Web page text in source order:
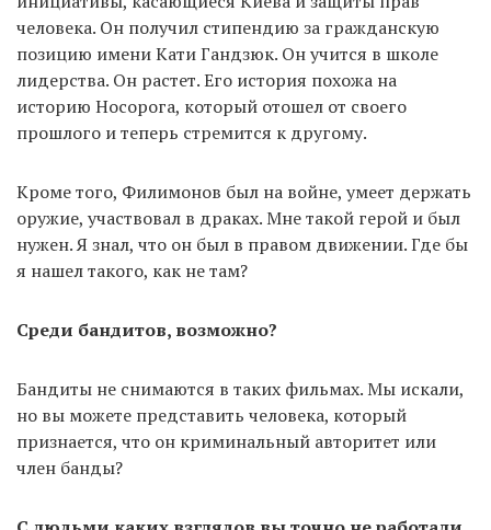
человека. Он получил стипендию за гражданскую
позицию имени Кати Гандзюк. Он учится в школе
лидерства. Он растет. Его история похожа на
историю Носорога, который отошел от своего
прошлого и теперь стремится к другому.
Кроме того, Филимонов был на войне, умеет держать
оружие, участвовал в драках. Мне такой герой и был
нужен. Я знал, что он был в правом движении. Где бы
я нашел такого, как не там?
Среди бандитов, возможно?
Бандиты не снимаются в таких фильмах. Мы искали,
но вы можете представить человека, который
признается, что он криминальный авторитет или
член банды?